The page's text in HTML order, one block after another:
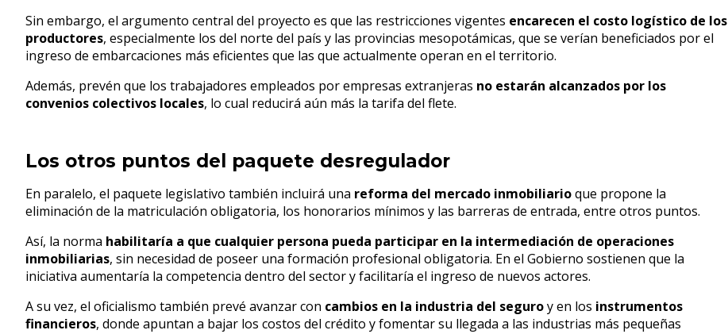
Sin embargo, el argumento central del proyecto es que las restricciones vigentes encarecen el costo logístico de los
productores, especialmente los del norte del país y las provincias mesopotámicas, que se verían beneficiados por el
ingreso de embarcaciones más eficientes que las que actualmente operan en el territorio.
Además, prevén que los trabajadores empleados por empresas extranjeras no estarán alcanzados por los
convenios colectivos locales, lo cual reducirá aún más la tarifa del flete.
Los otros puntos del paquete desregulador
En paralelo, el paquete legislativo también incluirá una reforma del mercado inmobiliarioque propone la
eliminación de la matriculación obligatoria, los honorarios mínimos y las barreras de entrada, entre otros puntos.
Así, la norma habilitaría a que cualquier persona pueda participar en la intermediación de operaciones
inmobiliarias, sin necesidad de poseer una formación profesional obligatoria. En el Gobierno sostienen que la
iniciativa aumentaría la competencia dentro del sector y facilitaría el ingreso de nuevos actores.
A su vez, el oficialismo también prevé avanzar con cambios en la industria del seguroy en los instrumentos
financieros, donde apuntan a bajar los costos del crédito y fomentar su llegada a las industrias más pequeñas